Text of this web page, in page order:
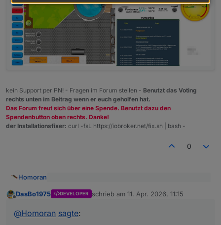
kein Support per PN! - Fragen im Forum stellen - Benutzt das Voting
rechts unten im Beitrag wenn er euch geholfen hat.
Das Forum freut sich über eine Spende. Benutzt dazu den
Spendenbutton oben rechts. Danke!
der Installationsfixer: curl -fsL https://iobroker.net/fix.sh | bash -
0
Homoran
der VIS 1 ausschaut.
bin mittlerweile auf 13.
DasBo1975 DEVELOPER schrieb am 11. Apr. 2026, 11:15
zuletzt editiert von
@Homoran sagte: